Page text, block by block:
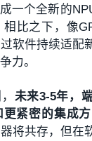
一个全新的
比之下，像
软件持续适配
力。
未来3-5年，
更紧密的集成
将共存，但在